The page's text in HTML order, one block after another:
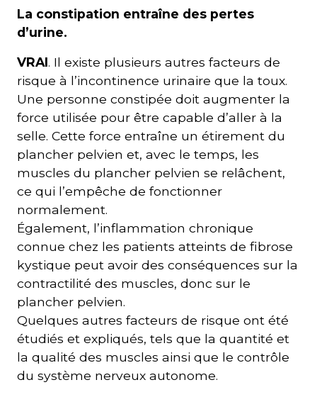
La constipation entraîne des pertes
d’urine.
VRAI. Il existe plusieurs autres facteurs de
risque à l’incontinence urinaire que la toux.
Une personne constipée doit augmenter la
force utilisée pour être capable d’aller à la
selle. Cette force entraîne un étirement du
plancher pelvien et, avec le temps, les
muscles du plancher pelvien se relâchent,
ce qui l’empêche de fonctionner
normalement.
Également, l’inflammation chronique
connue chez les patients atteints de fibrose
kystique peut avoir des conséquences sur la
contractilité des muscles, donc sur le
plancher pelvien.
Quelques autres facteurs de risque ont été
étudiés et expliqués, tels que la quantité et
la qualité des muscles ainsi que le contrôle
du système nerveux autonome.